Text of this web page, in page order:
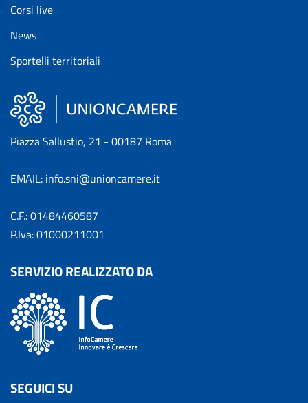
Corsi live
News
Sportelli territoriali
Piazza Sallustio, 21 - 00187 Roma
EMAIL: info.sni@unioncamere.it
C.F.: 01484460587
P.Iva: 01000211001
SERVIZIO REALIZZATO DA
SEGUICI SU